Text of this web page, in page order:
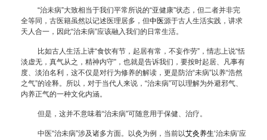
“治未病”大致相当于我们平常所说的“亚健康”状态，但二者并非完
全等同，古医籍虽然以记述医理居多，但中医源于古人生活实践，讲求
天人合一，因此“治未病”应该融入我们的日常生活。
比如古人生活上讲“食饮有节，起居有常，不妄作劳”，情志上说“恬
淡虚无，真气从之，精神内守”，也就是告诉我们，要按时起居、凡事有
度、淡泊名利，这不仅是对行为修养的解读，更是防治“未病”以养“浩然
之气”的诠释。所以，对于当代人来说，“治未病”可以理解为外避邪气、
内养正气的一种文化内涵。
但是，这并不意味着“治未病”可随意用于保健、治疗。
中医“治未病”涉及诸多方面。以灸为例，当前以艾灸养生‘治未病’应